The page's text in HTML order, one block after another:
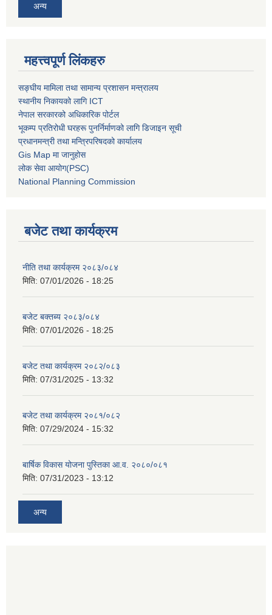
अन्य
महत्त्वपूर्ण लिंकहरु
सङ्घीय मामिला तथा सामान्य प्रशासन मन्त्रालय
स्थानीय निकायको लागि ICT
नेपाल सरकारको अधिकारिक पोर्टल
भूकम्प प्रतिरोधी घरहरू पुनर्निर्माणको लागि डिजाइन सूची
प्रधानमन्त्री तथा मन्त्रिपरिषदको कार्यालय
Gis Map मा जानुहोस
लोक सेवा आयोग(PSC)
National Planning Commission
बजेट तथा कार्यक्रम
नीति तथा कार्यक्रम २०८३/०८४
मिति: 07/01/2026 - 18:25
बजेट बक्तब्य २०८३/०८४
मिति: 07/01/2026 - 18:25
बजेट तथा कार्यक्रम २०८२/०८३
मिति: 07/31/2025 - 13:32
बजेट तथा कार्यक्रम २०८१/०८२
मिति: 07/29/2024 - 15:32
बार्षिक विकास योजना पुस्तिका आ.व. २०८०/०८१
मिति: 07/31/2023 - 13:12
अन्य